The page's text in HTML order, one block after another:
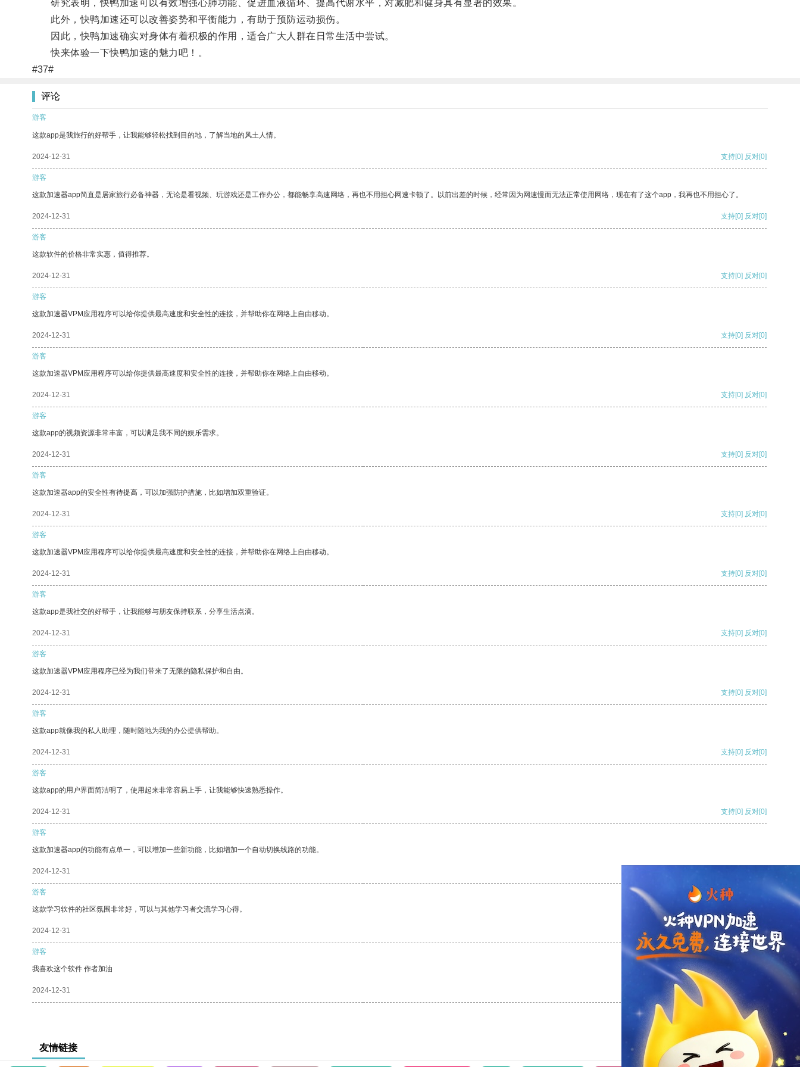
研究表明，快鸭加速可以有效增强心肺功能、促进血液循环、提高代谢水平，对减肥和健身具有显著的效果。
此外，快鸭加速还可以改善姿势和平衡能力，有助于预防运动损伤。
因此，快鸭加速确实对身体有着积极的作用，适合广大人群在日常生活中尝试。
快来体验一下快鸭加速的魅力吧！。
#37#
评论
游客
这款app是我旅行的好帮手，让我能够轻松找到目的地，了解当地的风土人情。
2024-12-31 支持[0] 反对[0]
游客
这款加速器app简直是居家旅行必备神器，无论是看视频、玩游戏还是工作办公，都能畅享高速网络，再也不用担心网速卡顿了。以前出差的时候，经常因为网速慢而无法正常使用网络，现在有了这个app，我再也不用担心了。
2024-12-31 支持[0] 反对[0]
游客
这款软件的价格非常实惠，值得推荐。
2024-12-31 支持[0] 反对[0]
游客
这款加速器VPM应用程序可以给你提供最高速度和安全性的连接，并帮助你在网络上自由移动。
2024-12-31 支持[0] 反对[0]
游客
这款加速器VPM应用程序可以给你提供最高速度和安全性的连接，并帮助你在网络上自由移动。
2024-12-31 支持[0] 反对[0]
游客
这款app的视频资源非常丰富，可以满足我不同的娱乐需求。
2024-12-31 支持[0] 反对[0]
游客
这款加速器app的安全性有待提高，可以加强防护措施，比如增加双重验证。
2024-12-31 支持[0] 反对[0]
游客
这款加速器VPM应用程序可以给你提供最高速度和安全性的连接，并帮助你在网络上自由移动。
2024-12-31 支持[0] 反对[0]
游客
这款app是我社交的好帮手，让我能够与朋友保持联系，分享生活点滴。
2024-12-31 支持[0] 反对[0]
游客
这款加速器VPM应用程序已经为我们带来了无限的隐私保护和自由。
2024-12-31 支持[0] 反对[0]
游客
这款app就像我的私人助理，随时随地为我的办公提供帮助。
2024-12-31 支持[0] 反对[0]
游客
这款app的用户界面简洁明了，使用起来非常容易上手，让我能够快速熟悉操作。
2024-12-31 支持[0] 反对[0]
游客
这款加速器app的功能有点单一，可以增加一些新功能，比如增加一个自动切换线路的功能。
2024-12-31
游客
这款学习软件的社区氛围非常好，可以与其他学习者交流学习心得。
2024-12-31 支持 [0] 反对 [0]
游客
我喜欢这个软件 作者加油
2024-12-31 支持
友情链接